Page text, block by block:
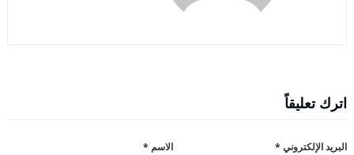
اترك تعليقاً
الاسم * البريد الإلكتروني *